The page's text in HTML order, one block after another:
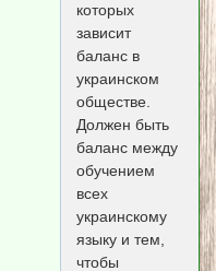
которых
зависит
баланс в
украинском
обществе.
Должен быть
баланс между
обучением
всех
украинскому
языку и тем,
чтобы